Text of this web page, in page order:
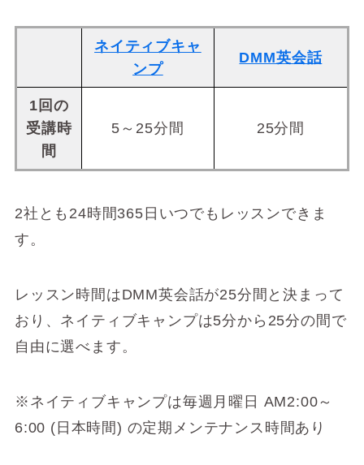
ネイティブキャ
ンプ
DMM英会話
1回の
受講時
間
5～25分間 25分間
2社とも24時間365日いつでもレッスンできま
す。
レッスン時間はDMM英会話が25分間と決まって
おり、ネイティブキャンプは5分から25分の間で
自由に選べます。
※ネイティブキャンプは毎週月曜日 AM2:00～
6:00 (日本時間) の定期メンテナンス時間あり